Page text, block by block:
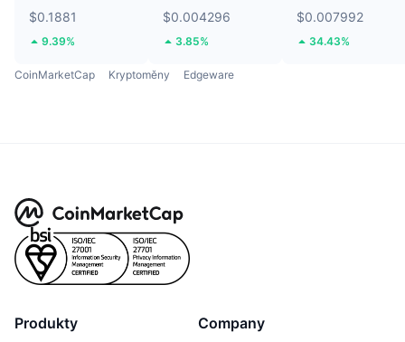
$0.1881
9.39%
$0.004296
3.85%
$0.007992
34.43%
CoinMarketCap Kryptoměny Edgeware
Produkty Company